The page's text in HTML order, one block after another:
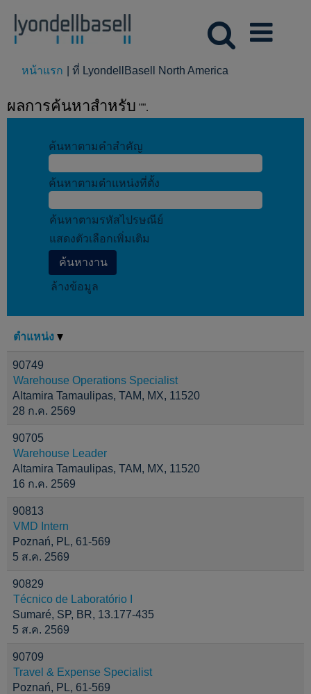
หน้าแรก ที่ LyondellBasell North America
ผลการค้นหาสำหรับ "".
ค้นหาตามคำสำคัญ
ค้นหาตามตำแหน่งที่ตั้ง
ค้นหาตามรหัสไปรษณีย์
แสดงตัวเลือกเพิ่มเติม
ล้างข้อมูล
ตำแหน่ง
90749
Warehouse Operations Specialist
Altamira Tamaulipas, TAM, MX, 11520
28 ก.ค. 2569
90705
Warehouse Leader
Altamira Tamaulipas, TAM, MX, 11520
16 ก.ค. 2569
90813
VMD Intern
Poznań, PL, 61-569
5 ส.ค. 2569
90829
Técnico de Laboratório I
Sumaré, SP, BR, 13.177-435
5 ส.ค. 2569
90709
Travel & Expense Specialist
Poznań, PL, 61-569